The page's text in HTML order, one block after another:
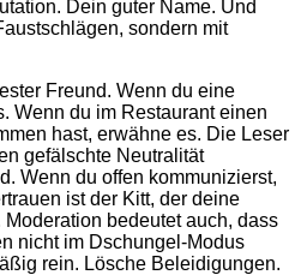
Dein guter Name. Und
sondern mit
Freund. Wenn du eine
Wenn du im Restaurant einen
hast, erwähne es. Die Leser
gefälschte Neutralität
Wenn du offen kommunizierst,
ist der Kitt, der deine
bedeutet auch, dass
nicht im Dschungel-Modus
rein. Lösche Beleidigungen.